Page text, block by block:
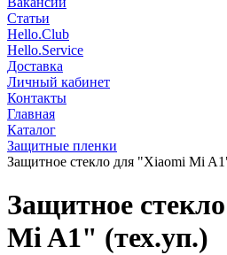
Статьи
Hello.Club
Hello.Service
Доставка
Личный кабинет
Контакты
Главная
Каталог
Защитные пленки
Защитное стекло для "Xiaomi Mi
Защитное
Mi A1" (тех.уп.)